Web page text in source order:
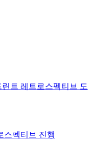
트 레트로스펙티브 도
스펙티브 진행